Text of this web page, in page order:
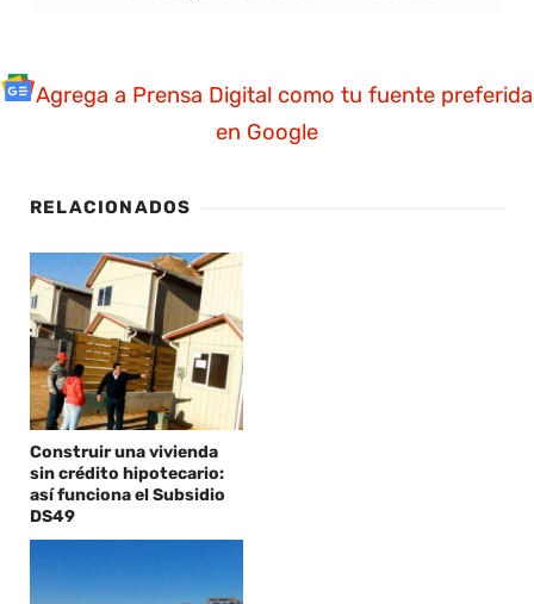
Agrega a Prensa Digital como tu fuente preferida
en Google
RELACIONADOS
Construir una vivienda
sin crédito hipotecario:
así funciona el Subsidio
DS49